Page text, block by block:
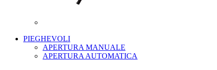
PIEGHEVOLI
APERTURA MANUALE
APERTURA AUTOMATICA